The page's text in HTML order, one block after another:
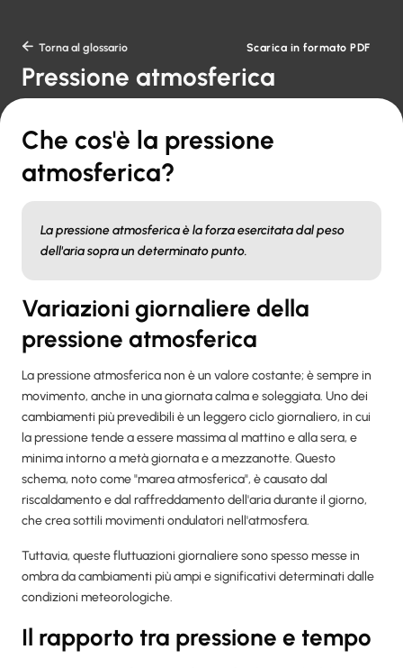
 Torna al glossario Scarica in formato PDF
Pressione atmosferica
Che cos'è la pressione
atmosferica?
La pressione atmosferica è la forza esercitata dal peso
dell'aria sopra un determinato punto.
Variazioni giornaliere della
pressione atmosferica
La pressione atmosferica non è un valore costante; è sempre in
movimento, anche in una giornata calma e soleggiata. Uno dei
cambiamenti più prevedibili è un leggero ciclo giornaliero, in cui
la pressione tende a essere massima al mattino e alla sera, e
minima intorno a metà giornata e a mezzanotte. Questo
schema, noto come "marea atmosferica", è causato dal
riscaldamento e dal raffreddamento dell'aria durante il giorno,
che crea sottili movimenti ondulatori nell'atmosfera.
Tuttavia, queste fluttuazioni giornaliere sono spesso messe in
ombra da cambiamenti più ampi e significativi determinati dalle
condizioni meteorologiche.
Il rapporto tra pressione e tempo